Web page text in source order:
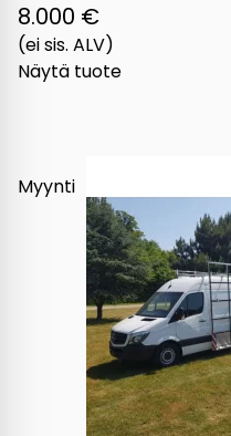
8.000 €
(ei sis. ALV)
Näytä tuote
Myynti